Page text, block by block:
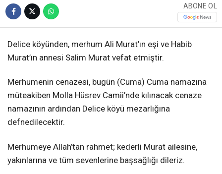
ABONE OL
Delice köyünden, merhum Ali Murat’ın eşi ve Habib
Murat’ın annesi Salim Murat vefat etmiştir.
Merhumenin cenazesi, bugün (Cuma) Cuma namazına
müteakiben Molla Hüsrev Camii’nde kılınacak cenaze
namazının ardından Delice köyü mezarlığına
defnedilecektir.
Merhumeye Allah’tan rahmet; kederli Murat ailesine,
yakınlarına ve tüm sevenlerine başsağlığı dileriz.